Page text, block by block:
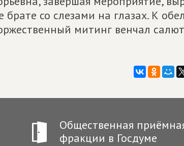
со слезами на глазах. К
митинг венчал салют
Общественная
фракции в Госдуме